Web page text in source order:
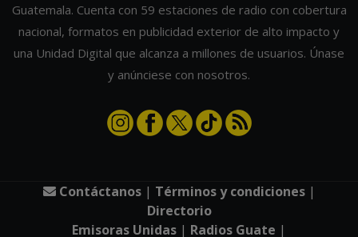
Guatemala. Cuenta con 59 estaciones de radio con cobertura
nacional, formatos en publicidad exterior de alto impacto y
una Unidad Digital que alcanza a millones de usuarios. Únase
y anúnciese con nosotros.
Contáctanos| Términos y condiciones|
Directorio
Emisoras Unidas | Radios Guate |